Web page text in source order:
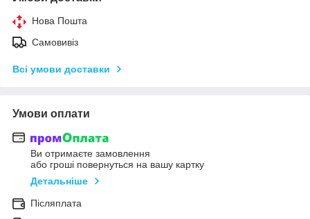
Нова Пошта
Самовивіз
Всі умови доставки
Умови оплати
Ви отримаєте замовлення
або гроші повернуться на вашу картку
Детальніше
Післяплата